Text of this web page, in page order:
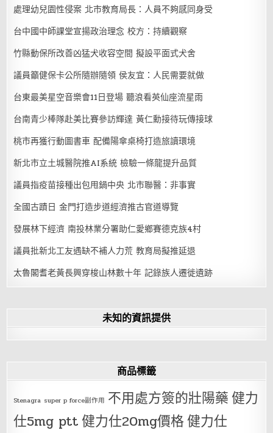
處理幼兒園性侵案 北市教育局長：人員不夠感同身受
台中國中師課堂宣揚政治理念 校方：持續觀察
竹縣動保所改善凶猛犬收容空間 擬設平面式犬舍
議員籲健保卡公所隨辦隨領 侯友宜：人民需要就做
台東最美星空音樂會11日登場 聽浪看英仙座流星雨
台南青少棒隊赴美比賽參訪輝達 黃仁勳接待玩傳接球
桃市再獲行動圖書車 配備陽傘桌椅打造旅讀環境
新北市立土城醫院推AI系統 檢驗一條龍提升品質
議員指疫苗接種出包甩鍋中央 北市聯醫：非事實
全國古蹟日 金門打造步道經濟推古官道導覽
發展林下經濟 南投林業分署助仁愛鄉賽德克族4村
議員批新北工友遇缺不補人力荒 教育局擬推延退
太魯閣耆老黃長興穿梭山林數十年 記錄族人遷徙遺跡
未知的資訊提供
商品標籤
Stenagra super p force副作用 不用處方簽的壯陽藥健力
仕5mg ptt健力仕20mg價格健力仕